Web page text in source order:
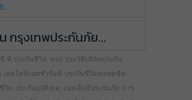
...
กรุงเทพประกันภัย...
.พี.ประกันชีวิต พรบ
ประวัติบริษัทประกัน
เอซไลฟ์แอสชัวรันซ์
ประกันชีวิตตลอดชีพ
วิต ประกันอุบัติเหตุ แอลเอ็มจีประกันภัย การ